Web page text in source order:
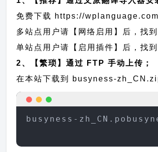
免费下载 https://wplanguage.com
多站点用户请【网络启用】后，找
单站点用户请【启用插件】后，找
2、【繁琐】通过 FTP 手动上传；
在本站下载到 busyness-
busyness-